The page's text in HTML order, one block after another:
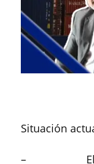
Situación
– El 26